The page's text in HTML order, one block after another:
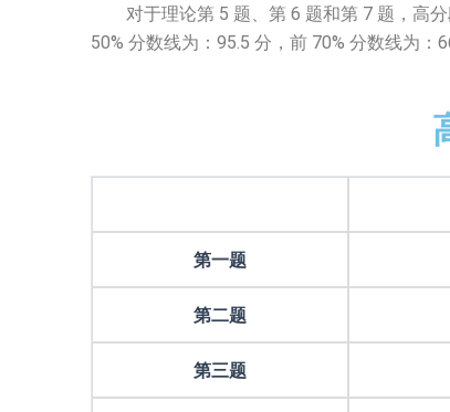
对于理论第 5 题、第 6 题和第 7 题，高分
50% 分数线为：95.5 分，前 70% 分数线为：
第一题
第二题
第三题